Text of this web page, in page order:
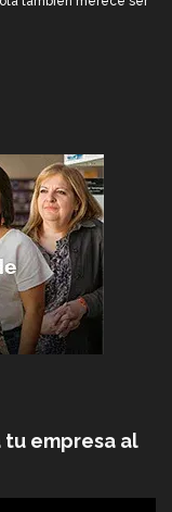
tu empresa al